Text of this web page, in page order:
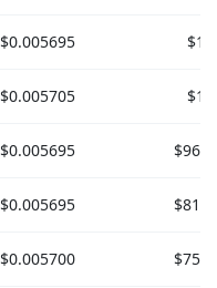
$0.005695
$0.005705
$0.005695
$0.005695
$0.005700